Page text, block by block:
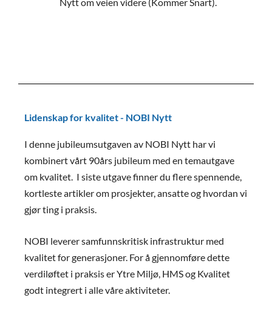
Lidenskap for kvalitet - NOBI Nytt
I denne jubileumsutgaven av NOBI Nytt har vi
kombinert vårt 90års jubileum med en temautgave
om kvalitet. I siste utgave finner du flere spennende,
kortleste artikler om prosjekter, ansatte og hvordan vi
gjør ting i praksis.
NOBI leverer samfunnskritisk infrastruktur med
kvalitet for generasjoner. For å gjennomføre dette
verdiløftet i praksis er Ytre Miljø, HMS og Kvalitet
godt integrert i alle våre aktiviteter.